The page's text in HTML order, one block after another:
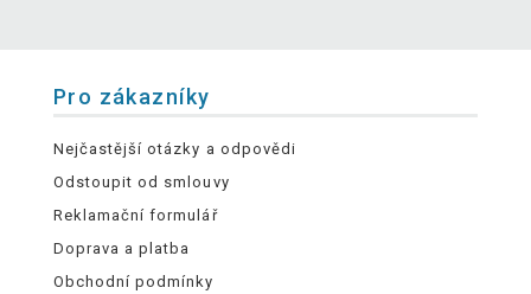
Pro zákazníky
Nejčastější otázky a odpovědi
Odstoupit od smlouvy
Reklamační formulář
Doprava a platba
Obchodní podmínky